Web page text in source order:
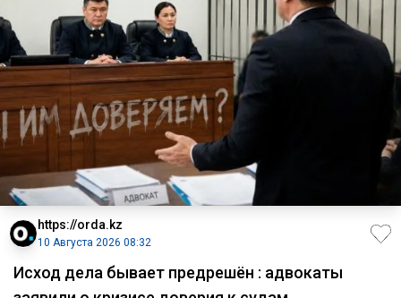
https://orda.kz
10 Августа 2026 08:32
Исход дела бывает предрешён : адвокаты